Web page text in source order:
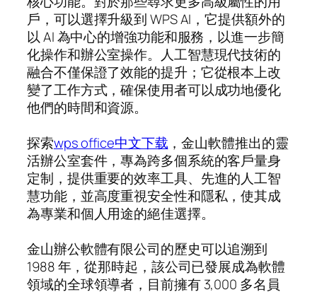
戶，可以選擇升級到 WPS AI，它提供額外的
以 AI 為中心的增強功能和服務，以進一步簡
化操作和辦公室操作。人工智慧現代技術的
融合不僅保證了效能的提升；它從根本上改
變了工作方式，確保使用者可以成功地優化
他們的時間和資源。
探索wps office中文下载 ，金山軟體推出的靈
活辦公室套件，專為跨多個系統的客戶量身
定制，提供重要的效率工具、先進的人工智
慧功能，並高度重視安全性和隱私，使其成
為專業和個人用途的絕佳選擇。
金山辦公軟體有限公司的歷史可以追溯到
1988 年，從那時起，該公司已發展成為軟體
領域的全球領導者，目前擁有 3,000 多名員